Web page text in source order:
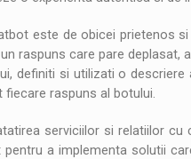
este de obicei prietenos
raspuns care pare deplasat,
definiti si utilizati o
fiecare raspuns al botului.
serviciilor si relatiilor cu
a implementa solutii